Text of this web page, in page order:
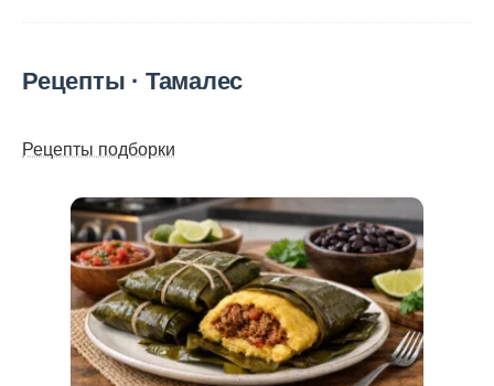
Рецепты · Тамалес
Рецепты подборки